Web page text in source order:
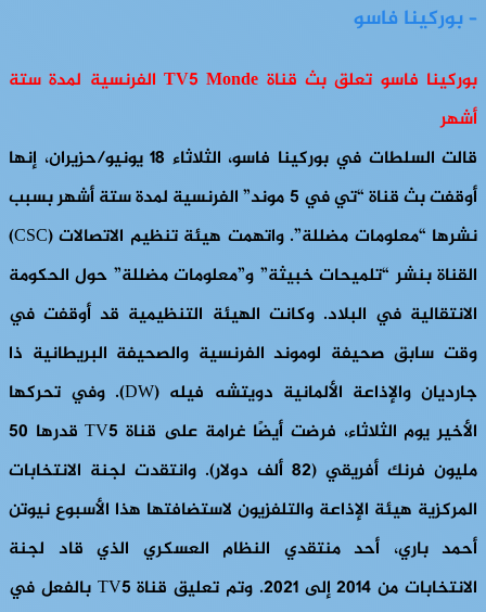
– بوركينا فاسو
بوركينا فاسو تعلق بث قناة TV5 Monde الفرنسية لمدة ستة
أشهر
قالت السلطات في بوركينا فاسو، الثلاثاء 18 يونيو/حزيران، إنها
أوقفت بث قناة “تي في 5 موند” الفرنسية لمدة ستة أشهر بسبب
نشرها “معلومات مضللة”. واتهمت هيئة تنظيم الاتصالات (CSC)
القناة بنشر “تلميحات خبيثة” و”معلومات مضللة” حول الحكومة
الانتقالية في البلاد. وكانت الهيئة التنظيمية قد أوقفت في
وقت سابق صحيفة لوموند الفرنسية والصحيفة البريطانية ذا
جارديان والإذاعة الألمانية دويتشه فيله (DW). وفي تحركها
الأخير يوم الثلاثاء، فرضت أيضًا غرامة على قناة TV5 قدرها 50
مليون فرنك أفريقي (82 ألف دولار). وانتقدت لجنة الانتخابات
المركزية هيئة الإذاعة والتلفزيون لاستضافتها هذا الأسبوع نيوتن
أحمد باري، أحد منتقدي النظام العسكري الذي قاد لجنة
الانتخابات من 2014 إلى 2021. وتم تعليق قناة TV5 بالفعل في